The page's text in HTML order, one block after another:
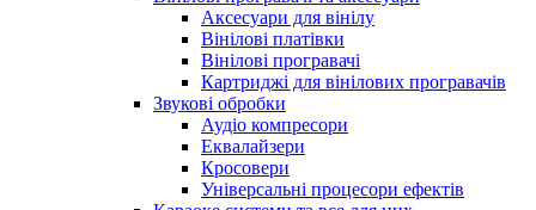
Аксесуари для вінілу
Вінілові платівки
Вінілові програвачі
Картриджі для вінілових програвачів
Звукові обробки
Аудіо компресори
Еквалайзери
Кросовери
Універсальні процесори ефектів